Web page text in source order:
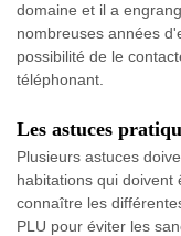
domaine et il a
nombreuses années
possibilité de le
téléphonant.
Les astuces
Plusieurs astuces
habitations qui doivent
connaître les
PLU pour éviter les